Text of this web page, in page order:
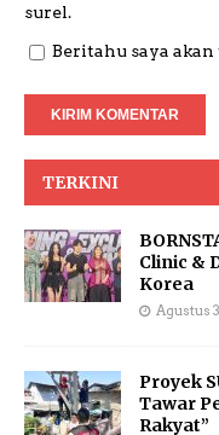
surel.
Beritahu saya
TERKINI
Clinic &
Korea
Agustus
Proyek
Tawar
Rakyat”